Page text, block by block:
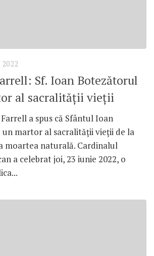
Sf. Ioan Botezătorul
al sacralității vieții
a spus că Sfântul Ioan
martor al sacralității vieții de la
moartea naturală. Cardinalul
a celebrat joi, 23 iunie 2022, o